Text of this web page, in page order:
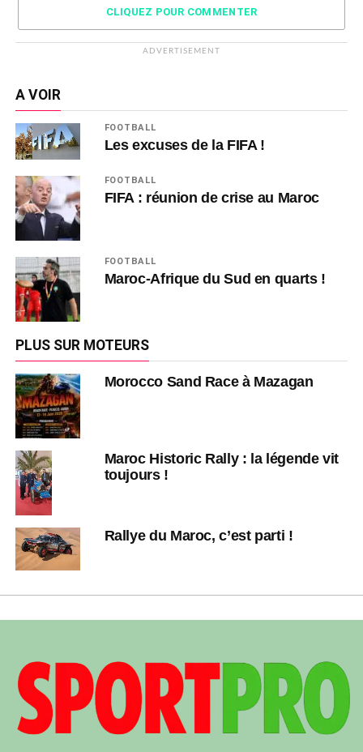
CLIQUEZ POUR COMMENTER
ADVERTISEMENT
A VOIR
FOOTBALL
Les excuses de la FIFA !
FOOTBALL
FIFA : réunion de crise au Maroc
FOOTBALL
Maroc-Afrique du Sud en quarts !
PLUS SUR MOTEURS
Morocco Sand Race à Mazagan
Maroc Historic Rally : la légende vit
toujours !
Rallye du Maroc, c’est parti !